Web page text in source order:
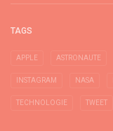
TAGS
APPLE ASTRONAUTE
INSTAGRAM NASA
TECHNOLOGIE TWEET